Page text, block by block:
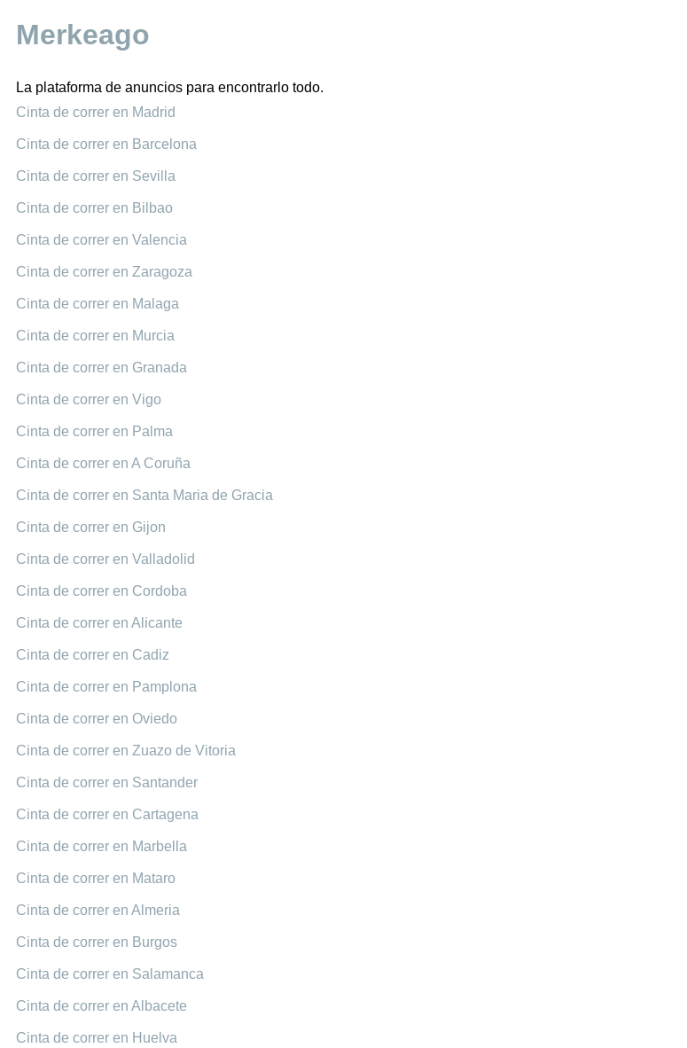
Merkeago
La plataforma de anuncios para encontrarlo todo.
Cinta de correr en Madrid
Cinta de correr en Barcelona
Cinta de correr en Sevilla
Cinta de correr en Bilbao
Cinta de correr en Valencia
Cinta de correr en Zaragoza
Cinta de correr en Malaga
Cinta de correr en Murcia
Cinta de correr en Granada
Cinta de correr en Vigo
Cinta de correr en Palma
Cinta de correr en A Coruña
Cinta de correr en Santa Maria de Gracia
Cinta de correr en Gijon
Cinta de correr en Valladolid
Cinta de correr en Cordoba
Cinta de correr en Alicante
Cinta de correr en Cadiz
Cinta de correr en Pamplona
Cinta de correr en Oviedo
Cinta de correr en Zuazo de Vitoria
Cinta de correr en Santander
Cinta de correr en Cartagena
Cinta de correr en Marbella
Cinta de correr en Mataro
Cinta de correr en Almeria
Cinta de correr en Burgos
Cinta de correr en Salamanca
Cinta de correr en Albacete
Cinta de correr en Huelva